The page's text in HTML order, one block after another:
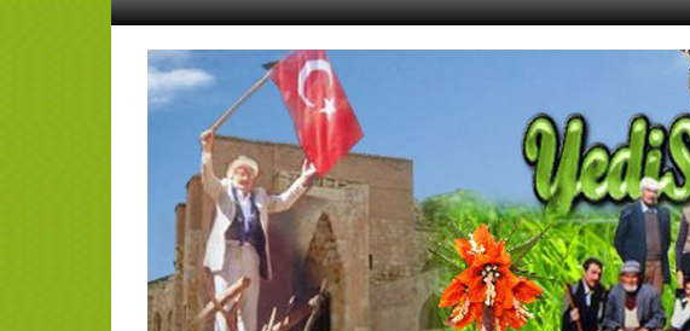
İçeriğe
AFŞİN
YEDİSEVİN
HABER
Kahramanmaraş,Afşin,Sevin
Köyleri
Tanıtım
ve
Haber